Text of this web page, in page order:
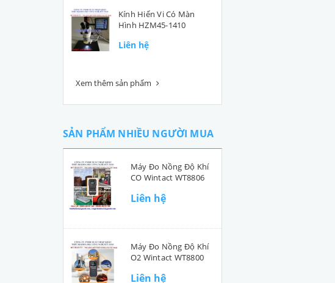
Kính Hiển Vi Có Màn
Hình HZM45-1410
Liên hệ
Xem thêm sản phẩm
SẢN PHẨM NHIỀU NGƯỜI MUA
Máy Đo Nồng Độ Khí
CO Wintact WT8806
Liên hệ
Máy Đo Nồng Độ Khí
O2 Wintact WT8800
Liên hệ